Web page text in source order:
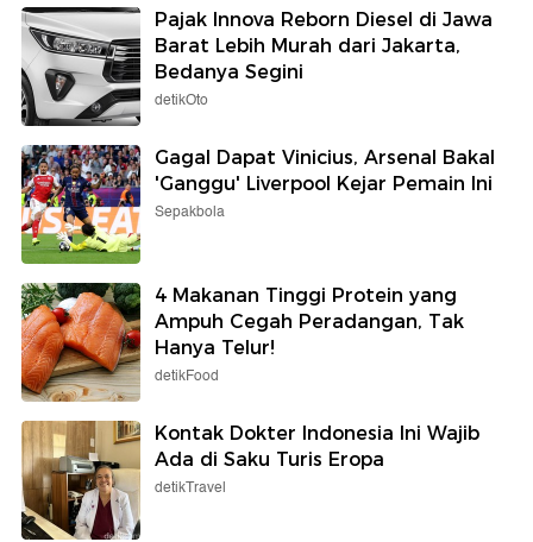
Pajak Innova Reborn Diesel di Jawa
Barat Lebih Murah dari Jakarta,
Bedanya Segini
detikOto
Gagal Dapat Vinicius, Arsenal Bakal
'Ganggu' Liverpool Kejar Pemain Ini
Sepakbola
4 Makanan Tinggi Protein yang
Ampuh Cegah Peradangan, Tak
Hanya Telur!
detikFood
Kontak Dokter Indonesia Ini Wajib
Ada di Saku Turis Eropa
detikTravel